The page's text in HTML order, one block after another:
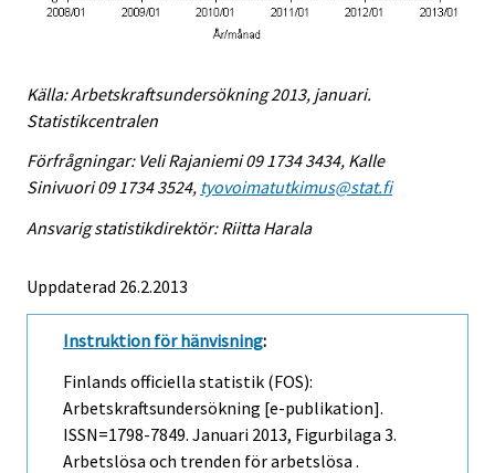
Källa: Arbetskraftsundersökning 2013, januari.
Statistikcentralen
Förfrågningar: Veli Rajaniemi 09 1734 3434, Kalle
Sinivuori 09 1734 3524, tyovoimatutkimus@stat.fi
Ansvarig statistikdirektör: Riitta Harala
Uppdaterad 26.2.2013
Instruktion för hänvisning:
Finlands officiella statistik (FOS):
Arbetskraftsundersökning [e-publikation].
ISSN=1798-7849. Januari 2013, Figurbilaga 3.
Arbetslösa och trenden för arbetslösa .